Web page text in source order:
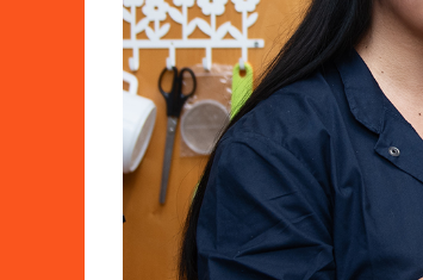
Scuole
Testimonianze
Fund raising